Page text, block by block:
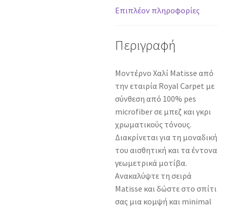
Επιπλέον πληροφορίες
Περιγραφή
Μοντέρνο Χαλί Matisse από
την εταιρία Royal Carpet με
σύνθεση από 100% pes
microfiber σε μπεζ και γκρι
χρωματικούς τόνους.
Διακρίνεται για τη μοναδική
του αισθητική και τα έντονα
γεωμετρικά μοτίβα.
Ανακαλύψτε τη σειρά
Matisse και δώστε στο σπίτι
σας μια κομψή και minimal